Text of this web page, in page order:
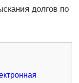
долгов по